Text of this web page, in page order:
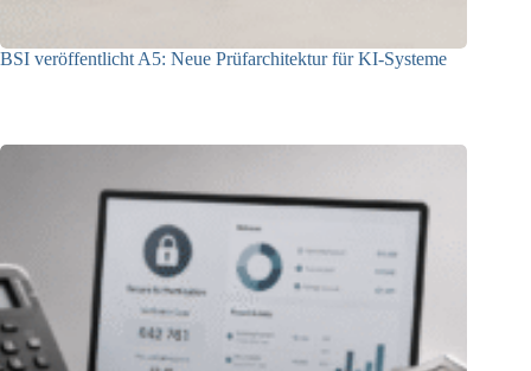
BSI veröffentlicht A5: Neue Prüfarchitektur für KI-Systeme